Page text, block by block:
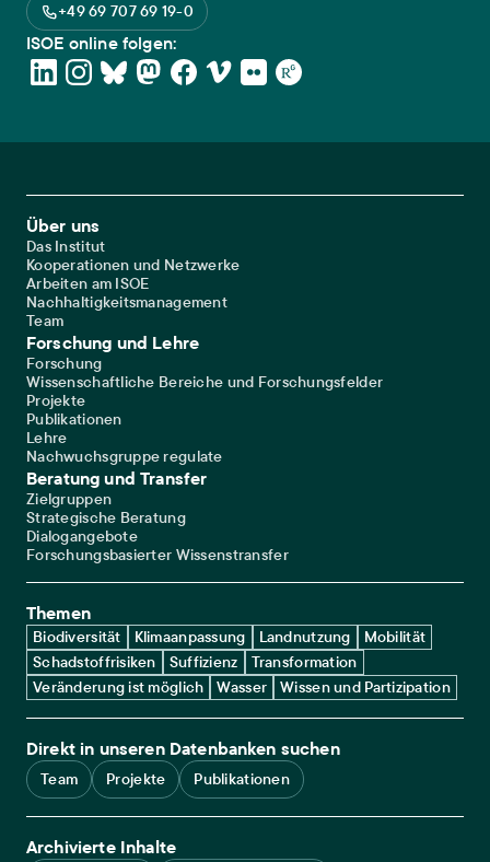
+49 69 707 69 19-0
ISOE online folgen:
Footer Main Navigation
Über uns
Das Institut
Kooperationen und Netzwerke
Arbeiten am ISOE
Nachhaltigkeitsmanagement
Team
Forschung und Lehre
Forschung
Wissenschaftliche Bereiche und Forschungsfelder
Projekte
Publikationen
Lehre
Nachwuchsgruppe regulate
Beratung und Transfer
Zielgruppen
Strategische Beratung
Dialogangebote
Forschungsbasierter Wissenstransfer
Themen
Biodiversität Klimaanpassung Landnutzung
Mobilität
Schadstoffrisiken
Suffizienz
Transformation
Veränderung ist möglich
Wasser Wissen und Partizipation
Direkt in unseren Datenbanken suchen
Team Projekte Publikationen
Archivierte Inhalte